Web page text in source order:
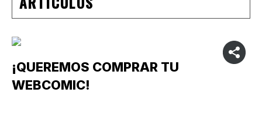
¡QUEREMOS COMPRAR TU
WEBCOMIC!